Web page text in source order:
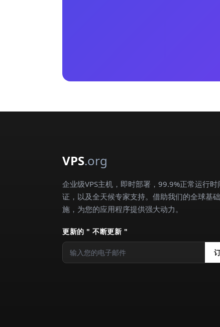
VPS.org
企业级VPS主机，即时部署，99.9%正常运行时
证，以及全天候专家支持。借助我们的全球基
施，为您的应用程序提供强大动力。
更新的 " 不断更新 "